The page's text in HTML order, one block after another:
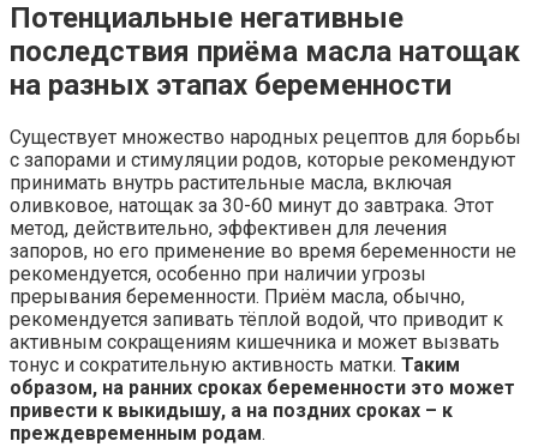
Потенциальные негативные
последствия приёма масла натощак
на разных этапах беременности
Существует множество народных рецептов для борьбы
с запорами и стимуляции родов, которые рекомендуют
принимать внутрь растительные масла, включая
оливковое, натощак за 30-60 минут до завтрака. Этот
метод, действительно, эффективен для лечения
запоров, но его применение во время беременности не
рекомендуется, особенно при наличии угрозы
прерывания беременности. Приём масла, обычно,
рекомендуется запивать тёплой водой, что приводит к
активным сокращениям кишечника и может вызвать
тонус и сократительную активность матки. Таким
образом, на ранних сроках беременности это может
привести к выкидышу, а на поздних сроках – к
преждевременным родам.